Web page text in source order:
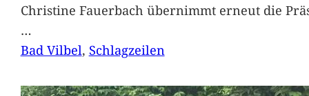
Christine Fauerbach übernimmt erneut die
…
Bad Vilbel, Schlagzeilen